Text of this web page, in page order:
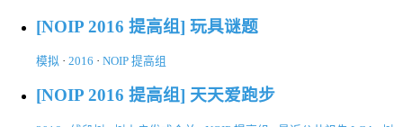
[NOIP 2016 提高组] 玩具谜题
模拟 · 2016 · NOIP 提高组
[NOIP 2016 提高组] 天天爱跑步